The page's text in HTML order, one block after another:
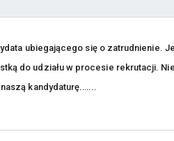
ubiegającego się o zatrudnienie.
do udziału w procesie rekrutacji.
kandydaturę.…...